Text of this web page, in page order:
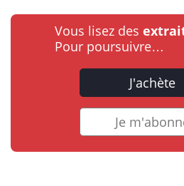
Vous lisez des
Pour poursuivre…
J'achète
Je